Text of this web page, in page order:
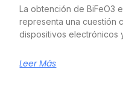
La obtención de BiFeO3
representa una cuestión
dispositivos electrónicos
Leer Más